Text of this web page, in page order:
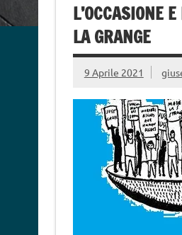
L’OCCASIONE
LA GRANGE
9 Aprile 2021